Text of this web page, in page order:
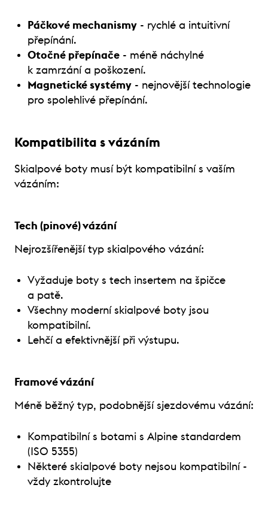
Páčkové mechanismy- rychlé a intuitivní
přepínání.
Otočné přepínače- méně náchylné
k zamrzání a poškození.
Magnetické systémy- nejnovější technologie
pro spolehlivé přepínání.
Kompatibilita s vázáním
Skialpové boty musí být kompatibilní s vaším
vázáním:
Tech (pinové) vázání
Nejrozšířenější typ skialpového vázání:
Vyžaduje boty s tech insertem na špičce
a patě.
Všechny moderní skialpové boty jsou
kompatibilní.
Lehčí a efektivnější při výstupu.
Framové vázání
Méně běžný typ, podobnější sjezdovému vázání:
Kompatibilní s botami s Alpine standardem
(ISO 5355)
Některé skialpové boty nejsou kompatibilní -
vždy zkontrolujte